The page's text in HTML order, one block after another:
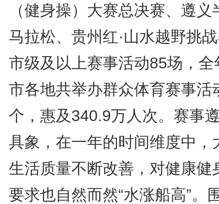
（健身操）大赛总决赛、遵义
马拉松、贵州红·山水越野挑
市级及以上赛事活动85场，全
市各地共举办群众体育赛事活
个，惠及340.9万人次。赛事
具象，在一年的时间维度中，
生活质量不断改善，对健康健
要求也自然而然“水涨船高”。